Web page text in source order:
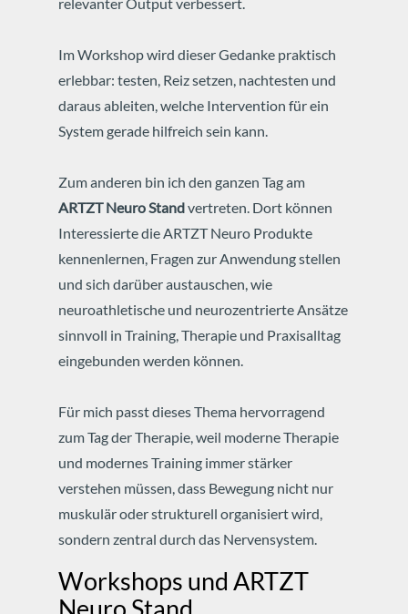
Im Workshop wird dieser Gedanke praktisch
erlebbar: testen, Reiz setzen, nachtesten und
daraus ableiten, welche Intervention für ein
System gerade hilfreich sein kann.
Zum anderen bin ich den ganzen Tag am
ARTZT Neuro Standvertreten. Dort können
Interessierte die ARTZT Neuro Produkte
kennenlernen, Fragen zur Anwendung stellen
und sich darüber austauschen, wie
neuroathletische und neurozentrierte Ansätze
sinnvoll in Training, Therapie und Praxisalltag
eingebunden werden können.
Für mich passt dieses Thema hervorragend
zum Tag der Therapie, weil moderne Therapie
und modernes Training immer stärker
verstehen müssen, dass Bewegung nicht nur
muskulär oder strukturell organisiert wird,
sondern zentral durch das Nervensystem.
Workshops und ARTZT